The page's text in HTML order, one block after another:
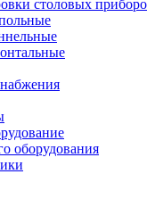
столовых
оборудования